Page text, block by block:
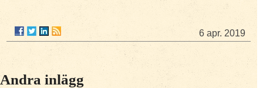
6 apr. 2019
Andra inlägg